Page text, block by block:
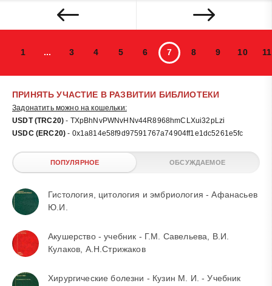
1 ... 3 4 5 6 7 8 9 10 11
ПРИНЯТЬ УЧАСТИЕ В РАЗВИТИИ БИБЛИОТЕКИ
Задонатить можно на кошельки:
USDT (TRC20) - TXpBhNvPWNvHNv44R8968hmCLXui32pLzi
USDC (ERC20) - 0x1a814e58f9d97591767a74904ff1e1dc5261e5fc
ПОПУЛЯРНОЕ ОБСУЖДАЕМОЕ
Гистология, цитология и эмбриология - Афанасьев
Ю.И.
Акушерство - учебник - Г.М. Савельева, В.И.
Кулаков, А.Н.Стрижаков
Хирургические болезни - Кузин М. И. - Учебник